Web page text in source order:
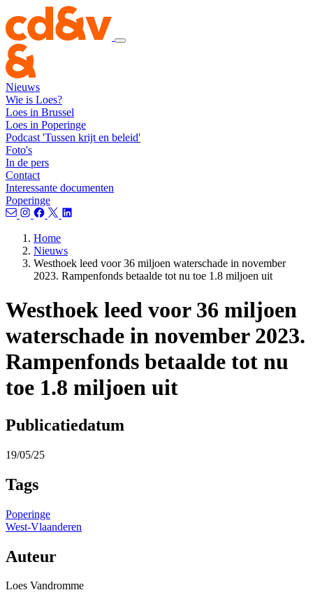
Nieuws
Wie is Loes?
Loes in Brussel
Loes in Poperinge
Podcast 'Tussen krijt en beleid'
Foto's
In de pers
Contact
Interessante documenten
Poperinge
Home
Nieuws
Westhoek leed voor 36 miljoen waterschade in november
2023. Rampenfonds betaalde tot nu toe 1.8 miljoen uit
Westhoek leed voor 36 miljoen
waterschade in november 2023.
Rampenfonds betaalde tot nu
toe 1.8 miljoen uit
Publicatiedatum
19/05/25
Tags
Poperinge
West-Vlaanderen
Auteur
Loes Vandromme